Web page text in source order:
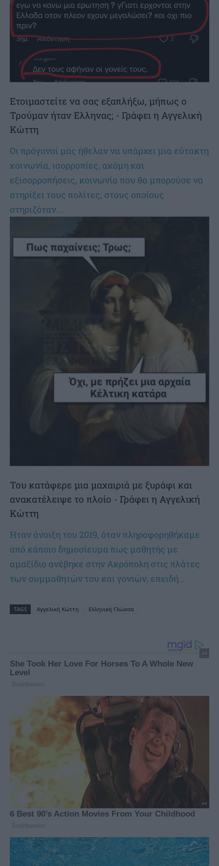
Ετοιμαστείτε να σας εξαπλήξω, μήπως ο
Τρούμαν ήταν Ελληνας; - Γράφει η Αγγελική
Κώττη
Οι πρόγονοί μας ήθελαν να υπάρχει μια εύτακτη
κοινωνία, ισορροπίες, ακόμη και
εξισορροπήσεις, κοινωνία που θα μπορούσε να
στηρίξει τους πολίτες, στους οποίους
στηριζόταν....
Του κατάφερε μια μαχαιριά με ξυράφι και
ανακατέλειψε το πλοίο - Γράφει η Αγγελική
Κώττη
Ηταν άνοιξη του 2019, όταν πληροφορηθήκαμε
από κάποιο δημοσίευμα πως μαθητής με
αμαξίδιο ανέβηκε στην Ακρόπολη στις πλάτες
των συμμαθητών του και γονιών, επειδή...
TAGS Αγγελική Κώττη Ελληνική Γλώσσα